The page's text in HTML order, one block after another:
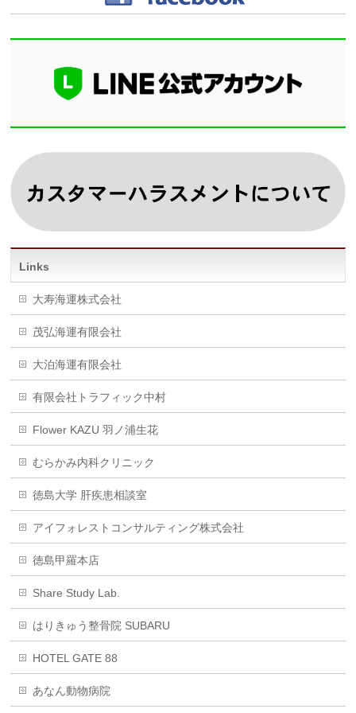
Links
大寿海運株式会社
茂弘海運有限会社
大泊海運有限会社
有限会社トラフィック中村
Flower KAZU 羽ノ浦生花
むらかみ内科クリニック
徳島大学 肝疾患相談室
アイフォレストコンサルティング株式会社
徳島甲羅本店
Share Study Lab.
はりきゅう整骨院 SUBARU
HOTEL GATE 88
あなん動物病院